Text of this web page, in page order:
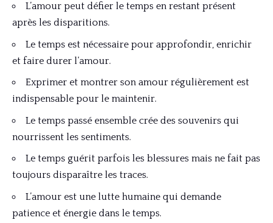
L’amour peut défier le temps en restant présent
après les disparitions.
Le temps est nécessaire pour approfondir, enrichir
et faire durer l’amour.
Exprimer et montrer son amour régulièrement est
indispensable pour le maintenir.
Le temps passé ensemble crée des souvenirs qui
nourrissent les sentiments.
Le temps guérit parfois les blessures mais ne fait pas
toujours disparaître les traces.
L’amour est une lutte humaine qui demande
patience et énergie dans le temps.